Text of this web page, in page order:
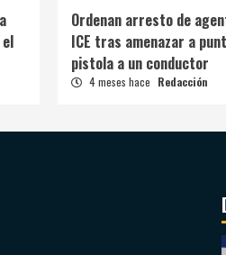
Ordenan arresto de
ICE tras amenazar a
pistola a un conductor
4 meses hace Redacción